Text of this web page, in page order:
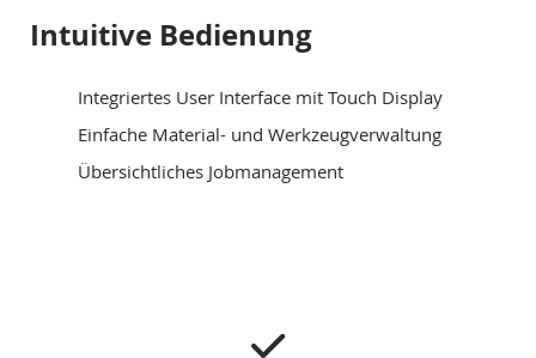
Intuitive Bedienung
Integriertes User Interface mit Touch Display
Einfache Material- und Werkzeugverwaltung
Übersichtliches Jobmanagement